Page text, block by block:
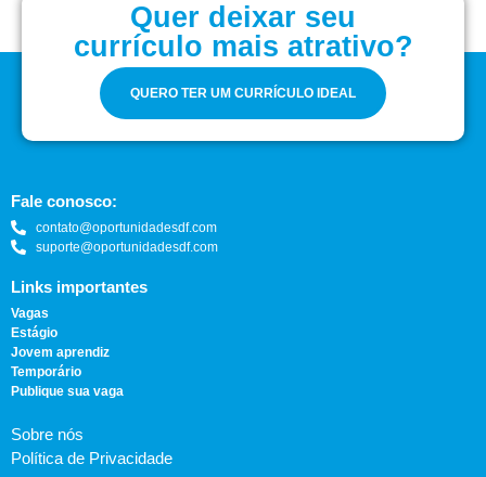
Quer deixar seu
currículo mais atrativo?
QUERO TER UM CURRÍCULO IDEAL
Fale conosco:
contato@oportunidadesdf.com
suporte@oportunidadesdf.com
Links importantes
Vagas
Estágio
Jovem aprendiz
Temporário
Publique sua vaga
Sobre nós
Política de Privacidade